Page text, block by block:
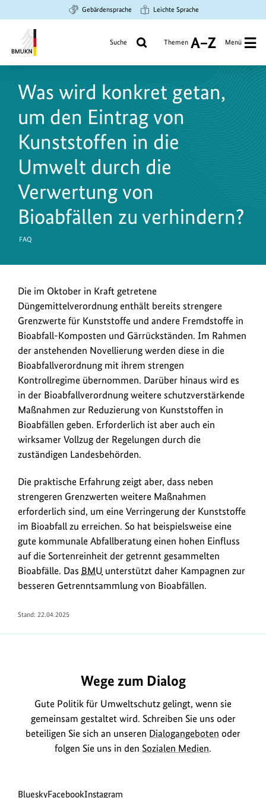
Hauptinhalt
springen
Suche
springen
Hauptnavigation
springen
Gebärdensprache Leichte Sprache
Umwelt,
Naturschutz
und
nukleare
Sicherheit
Suche Themen
A
Z
Menü
Was wird konkret getan,
um den Eintrag von
Kunststoffen in die
Umwelt durch die
Verwertung von
Bioabfällen zu verhindern?
FAQ
Die im Oktober in Kraft getretene
Düngemittelverordnung enthält bereits strengere
Grenzwerte für Kunststoffe und andere Fremdstoffe in
Bioabfall-Komposten und Gärrückständen. Im Rahmen
der anstehenden Novellierung werden diese in die
Bioabfallverordnung mit ihrem strengen
Kontrollregime übernommen. Darüber hinaus wird es
in der Bioabfallverordnung weitere schutzverstärkende
Maßnahmen zur Reduzierung von Kunststoffen in
Bioabfällen geben. Erforderlich ist aber auch ein
wirksamer Vollzug der Regelungen durch die
zuständigen Landesbehörden.
Die praktische Erfahrung zeigt aber, dass neben
strengeren Grenzwerten weitere Maßnahmen
erforderlich sind, um eine Verringerung der Kunststoffe
im Bioabfall zu erreichen. So hat beispielsweise eine
gute kommunale Abfallberatung einen hohen Einfluss
auf die Sortenreinheit der getrennt gesammelten
Bioabfälle. Das BMU unterstützt daher Kampagnen zur
besseren Getrenntsammlung von Bioabfällen.
Stand: 22.04.2025
Wege zum Dialog
Gute Politik für Umweltschutz gelingt, wenn sie
gemeinsam gestaltet wird. Schreiben Sie uns oder
beteiligen Sie sich an unseren Dialogangeboten oder
folgen Sie uns in den Sozialen Medien.
Social
Blueskyzur
Facebookzur
Instagram